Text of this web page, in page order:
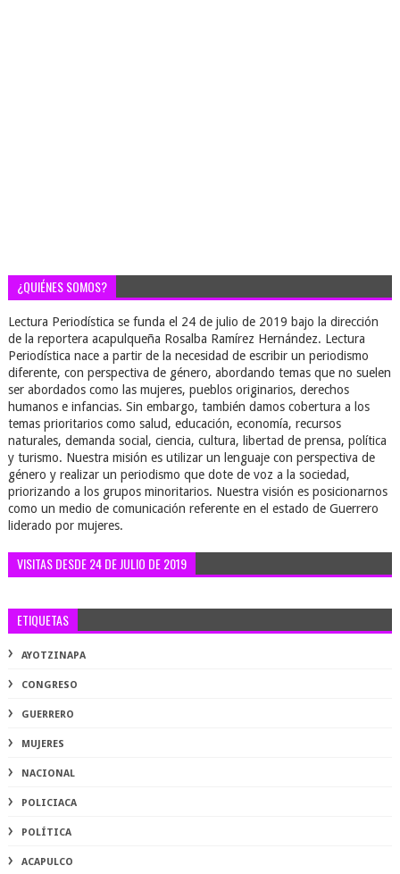
¿QUIÉNES SOMOS?
Lectura Periodística se funda el 24 de julio de 2019 bajo la dirección
de la reportera acapulqueña Rosalba Ramírez Hernández. Lectura
Periodística nace a partir de la necesidad de escribir un periodismo
diferente, con perspectiva de género, abordando temas que no suelen
ser abordados como las mujeres, pueblos originarios, derechos
humanos e infancias. Sin embargo, también damos cobertura a los
temas prioritarios como salud, educación, economía, recursos
naturales, demanda social, ciencia, cultura, libertad de prensa, política
y turismo. Nuestra misión es utilizar un lenguaje con perspectiva de
género y realizar un periodismo que dote de voz a la sociedad,
priorizando a los grupos minoritarios. Nuestra visión es posicionarnos
como un medio de comunicación referente en el estado de Guerrero
liderado por mujeres.
VISITAS DESDE 24 DE JULIO DE 2019
ETIQUETAS
AYOTZINAPA
CONGRESO
GUERRERO
MUJERES
NACIONAL
POLICIACA
POLÍTICA
ACAPULCO